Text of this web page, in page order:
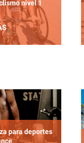
nivel 1
para deportes